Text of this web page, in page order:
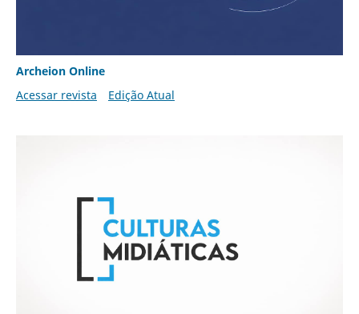
Archeion Online
Acessar revista
Edição Atual